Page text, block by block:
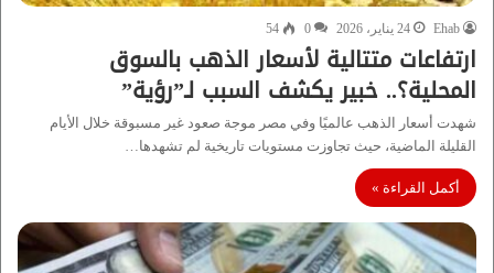
Ehab 24 يناير، 2026 0
54
ارتفاعات متتالية لأسعار الذهب بالسوق
المحلية؟.. خبير يكشف السبب لـ”رؤية”
شهدت أسعار الذهب عالميًا وفي مصر موجة صعود غير مسبوقة خلال الأيام
القليلة الماضية، حيث تجاوزت مستويات تاريخية لم تشهدها…
أكمل القراءة »